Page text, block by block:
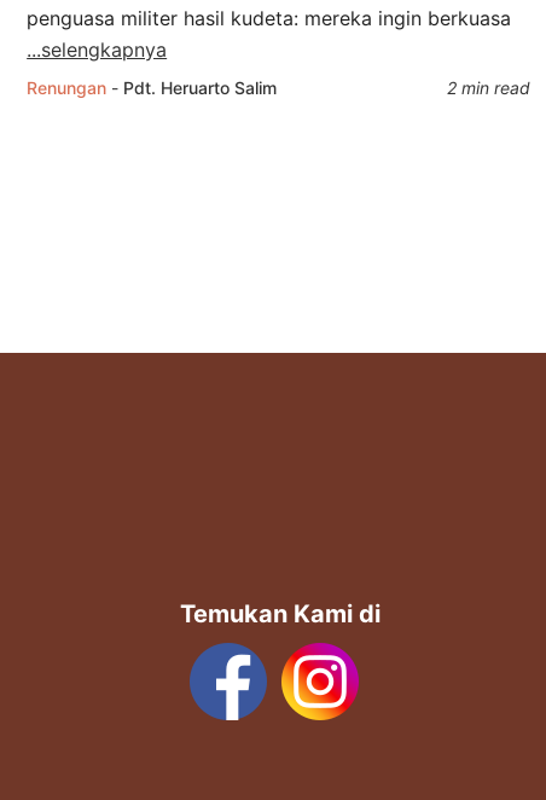
penguasa militer hasil kudeta: mereka ingin berkuasa
...selengkapnya
Renungan - Pdt. Heruarto Salim 2 min read
Temukan Kami di